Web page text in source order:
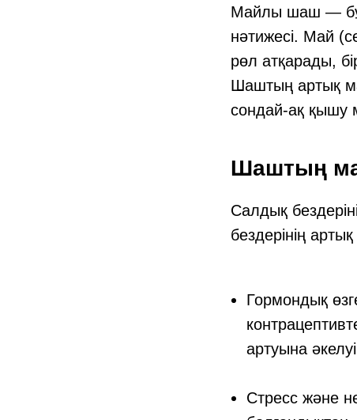
Майлы шаш — бұл
нәтижесі. Май
рөл атқарады,
Шаштың артық
сондай-ақ қышу
Шаштың
Салдық
бездерінің
Гормондық
артуына
Стресс және